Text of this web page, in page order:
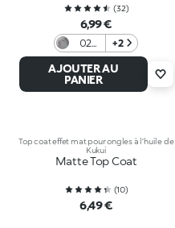
(32)
6,99 €
02
Icy
Allure
+2
AJOUTER AU
PANIER
Top coat effet mat pour ongles à l’huile de
Kukui
Matte Top Coat
(10)
6,49 €